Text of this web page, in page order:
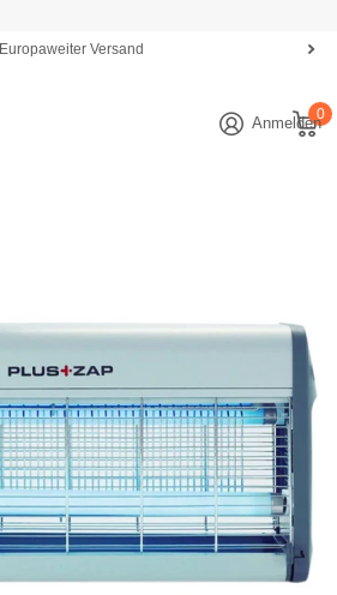
Europaweiter Versand
Anmelden0